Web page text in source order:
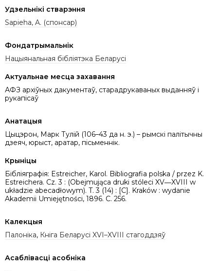
Удзельнікі стварэння
Sapieha, A. (спонсар)
Фондатрымальнік
Нацыянальная бібліятэка Беларусі
Актуальнае месца захавання
АФЗ архіўных дакументаў, старадрукаваных выданняў і
рукапісаў
Анатацыя
Цыцэрон, Марк Тулій (106–43 да н. э.) – рымскі палітычны
дзеяч, юрыст, аратар, пісьменнік.
Крыніцы
Бібліяграфія: Estreicher, Karol. Bibliografia polska / przez K.
Estreichera. Cz. 3 : (Obejmująca druki stóleci XV―XVIII w
układzie abecadłowym). T. 3 (14) : [C]. Kraków : wydanie
Akademii Umiejętności, 1896. C. 256.
Калекцыя
Палоніка, Кніга Беларусі XVI–XVIII стагоддзяў
Асаблівасці асобніка